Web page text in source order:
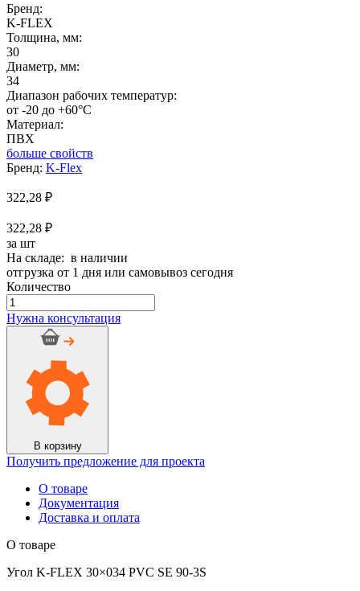
Бренд:
K-FLEX
Толщина, мм:
30
Диаметр, мм:
34
Диапазон рабочих температур:
от -20 до +60°C
Материал:
ПВХ
больше свойств
Бренд: K-Flex
322,28 ₽
322,28 ₽
за шт
На складе: в наличии
отгрузка от 1 дня или самовывоз сегодня
Количество
Количество
товара
Угол
30x034
PVC
Нужна консультация
В корзину
Получить предложение для проекта
О товаре
Документация
Доставка и оплата
О товаре
Угол K-FLEX 30×034 PVC SE 90-3S